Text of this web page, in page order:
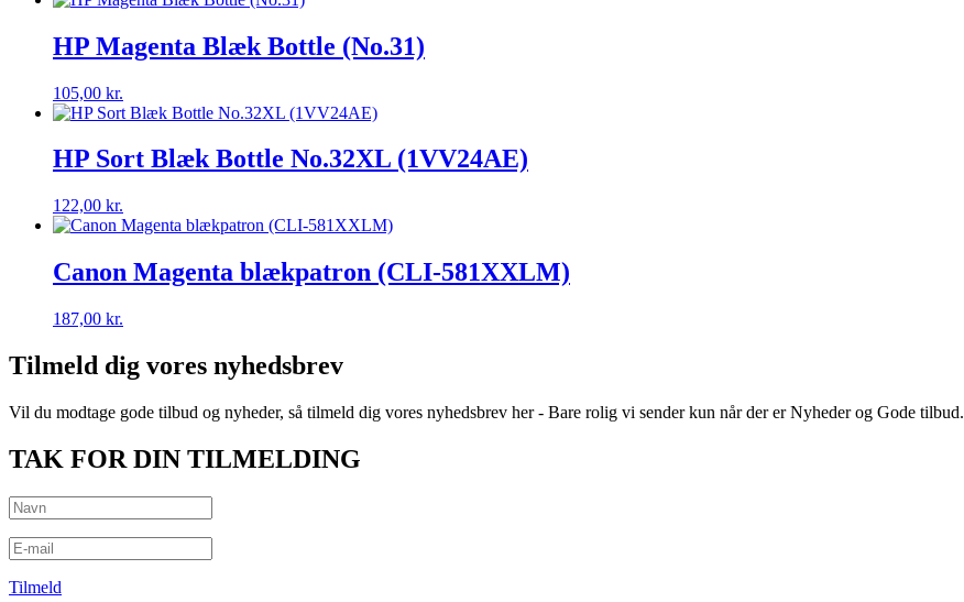
HP Magenta Blæk Bottle (No.31)
105,00 kr.
HP Sort Blæk Bottle No.32XL (1VV24AE)
122,00 kr.
Canon Magenta blækpatron (CLI-581XXLM)
187,00 kr.
Tilmeld dig vores nyhedsbrev
Vil du modtage gode tilbud og nyheder, så tilmeld dig vores nyhedsbrev her - Bare rolig vi sender kun når der er Nyheder og Gode tilbud.
TAK FOR DIN TILMELDING
Tilmeld